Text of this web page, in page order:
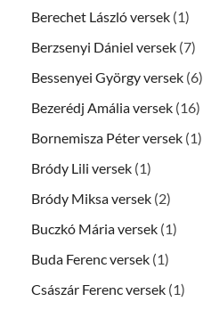
Berechet László versek (1)
Berzsenyi Dániel versek (7)
Bessenyei György versek (6)
Bezerédj Amália versek (16)
Bornemisza Péter versek (1)
Bródy Lili versek (1)
Bródy Miksa versek (2)
Buczkó Mária versek (1)
Buda Ferenc versek (1)
Császár Ferenc versek (1)